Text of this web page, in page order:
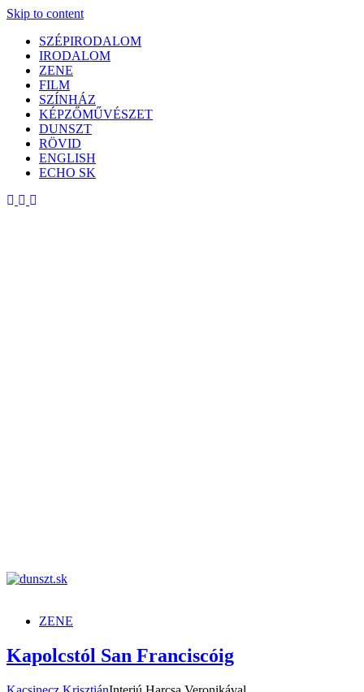
Skip to content
SZÉPIRODALOM
IRODALOM
ZENE
FILM
SZÍNHÁZ
KÉPZŐMŰVÉSZET
DUNSZT
RÖVID
ENGLISH
ECHO SK
ZENE
Kapolcstól San Franciscóig